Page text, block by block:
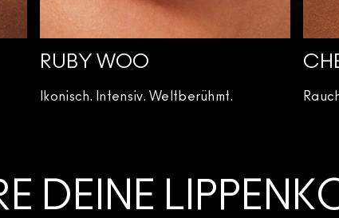
RUBY WOO
Ikonisch. Intensiv. Weltberühmt.
DEINE